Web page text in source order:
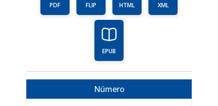
PDF FLIP HTML XML
EPUB
Número